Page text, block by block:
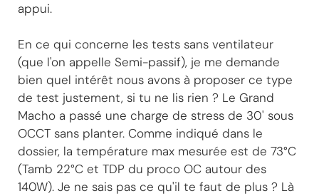
appui.
En ce qui concerne les tests sans ventilateur
(que l'on appelle Semi-passif), je me demande
bien quel intérêt nous avons à proposer ce type
de test justement, si tu ne lis rien ? Le Grand
Macho a passé une charge de stress de 30' sous
OCCT sans planter. Comme indiqué dans le
dossier, la température max mesurée est de 73°C
(Tamb 22°C et TDP du proco OC autour des
140W). Je ne sais pas ce qu'il te faut de plus ? Là